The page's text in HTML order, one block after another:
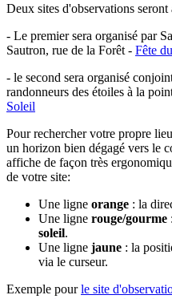
Deux sites d'observations seront
- Le premier sera organisé par
Sautron, rue de la Forêt - Fête
- le second sera organisé
randonneurs des étoiles à la
Soleil
Pour rechercher votre propre
un horizon bien dégagé vers le
affiche de façon très
de votre site:
Une ligne orange : la
Une ligne rouge/gourme
soleil.
Une ligne jaune : la
via le curseur.
Exemple pourle site